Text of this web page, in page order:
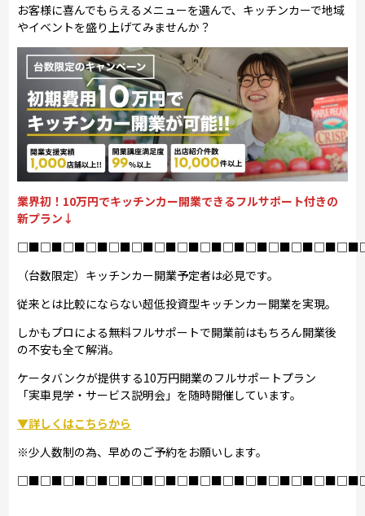
お客様に喜んでもらえるメニューを選んで、キッチンカーで地域
やイベントを盛り上げてみませんか？
業界初！10万円でキッチンカー開業できるフルサポート付きの
新プラン↓
（台数限定）キッチンカー開業予定者は必見です。
従来とは比較にならない超低投資型キッチンカー開業を実現。
しかもプロによる無料フルサポートで開業前はもちろん開業後
の不安も全て解消。
ケータバンクが提供する10万円開業のフルサポートプラン
「実車見学・サービス説明会」を随時開催しています。
▼詳しくはこちらから
※少人数制の為、早めのご予約をお願いします。